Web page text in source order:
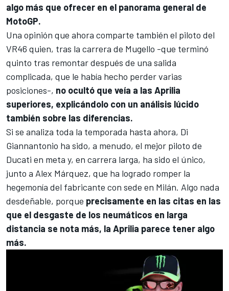
algo más que ofrecer en el panorama general de
MotoGP.
Una opinión que ahora comparte también el piloto del
VR46 quien, tras la carrera de Mugello -que terminó
quinto tras remontar después de una salida
complicada, que le había hecho perder varias
posiciones-, no ocultó que veía a las Aprilia
superiores, explicándolo con un análisis lúcido
también sobre las diferencias.
Si se analiza toda la temporada hasta ahora, Di
Giannantonio ha sido, a menudo, el mejor piloto de
Ducati en meta y, en carrera larga, ha sido el único,
junto a Alex Márquez, que ha logrado romper la
hegemonía del fabricante con sede en Milán. Algo nada
desdeñable, porque precisamente en las citas en las
que el desgaste de los neumáticos en larga
distancia se nota más, la Aprilia parece tener algo
más.